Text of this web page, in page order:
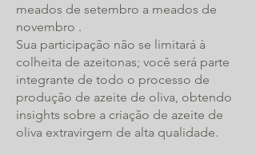
meados de setembro a meados de
novembro .
Sua participação não se limitará à
colheita de azeitonas; você será parte
integrante de todo o processo de
produção de azeite de oliva, obtendo
insights sobre a criação de azeite de
oliva extravirgem de alta qualidade.